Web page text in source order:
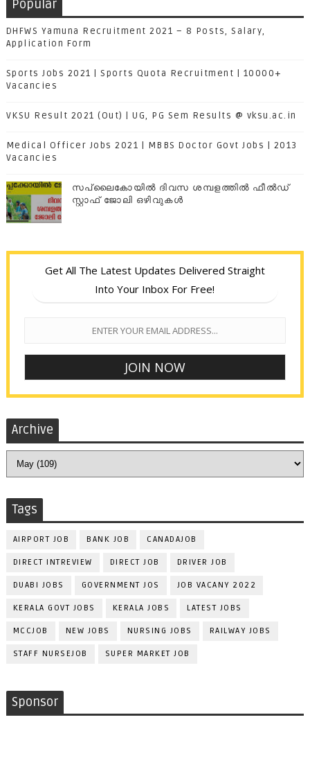
Popular
DHFWS Yamuna Recruitment 2021 – 8 Posts, Salary,
Application Form
Sports Jobs 2021 | Sports Quota Recruitment | 10000+
Vacancies
VKSU Result 2021 (Out) | UG, PG Sem Results @ vksu.ac.in
Medical Officer Jobs 2021 | MBBS Doctor Govt Jobs | 2013
Vacancies
സപ്ലൈകോയില്‍ ദിവസ ശമ്പളത്തിൽ ഫീല്‍ഡ്
സ്റ്റാഫ് ജോലി ഒഴിവുകൾ
Get All The Latest Updates Delivered Straight
Into Your Inbox For Free!
Archive
Tags
AIRPORT JOB BANK JOB CANADAJOB
DIRECT INTREVIEW DIRECT JOB DRIVER JOB
DUABI JOBS GOVERNMENT JOS JOB VACANY 2022
KERALA GOVT JOBS KERALA JOBS LATEST JOBS
MCCJOB NEW JOBS NURSING JOBS RAILWAY JOBS
STAFF NURSEJOB SUPER MARKET JOB
Sponsor